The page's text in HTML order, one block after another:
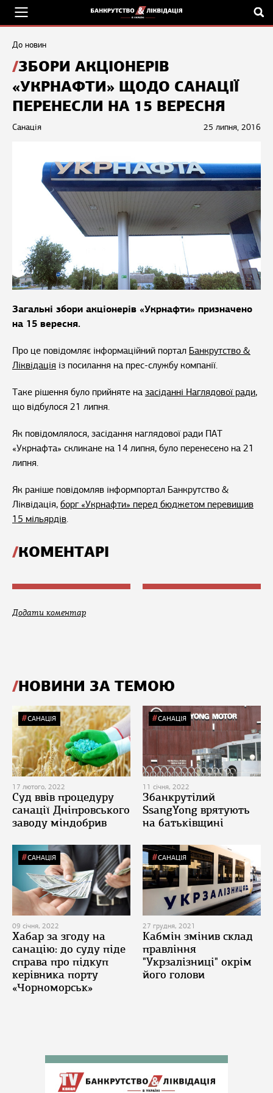
До новин
ЗБОРИ АКЦІОНЕРІВ
«УКРНАФТИ» ЩОДО САНАЦІЇ
ПЕРЕНЕСЛИ НА 15 ВЕРЕСНЯ
25 липня, 2016
Санація
Загальні збори акціонерів «Укрнафти» призначено
на 15 вересня.
Про це повідомляє інформаційний портал Банкрутство &
Ліквідація із посилання на прес-службу компанії.
Таке рішення було прийняте на засіданні Наглядової ради,
що відбулося 21 липня.
Як повідомлялося, засідання наглядової ради ПАТ
«Укрнафта» скликане на 14 липня, було перенесено на 21
липня.
Як раніше повідомляв інформпортал Банкрутство &
Ліквідація, борг «Укрнафти» перед бюджетом перевищив
15 мільярдів.
КОМЕНТАРІ
Додати коментар
НОВИНИ ЗА ТЕМОЮ
САНАЦІЯ
17 лютого, 2022
Суд ввів процедуру
санації Дніпровського
заводу міндобрив
САНАЦІЯ
11 січня, 2022
Збанкрутілий
SsangYong врятують
на батьківщині
САНАЦІЯ
09 січня, 2022
Хабар за згоду на
санацію: до суду піде
справа про підкуп
керівника порту
«Чорноморськ»
САНАЦІЯ
27 грудня, 2021
Кабмін змінив склад
правління
"Укрзалізниці" окрім
його голови